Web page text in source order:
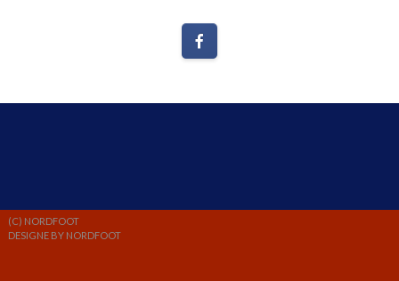
(C) NORDFOOT
DESIGNE BY NORDFOOT